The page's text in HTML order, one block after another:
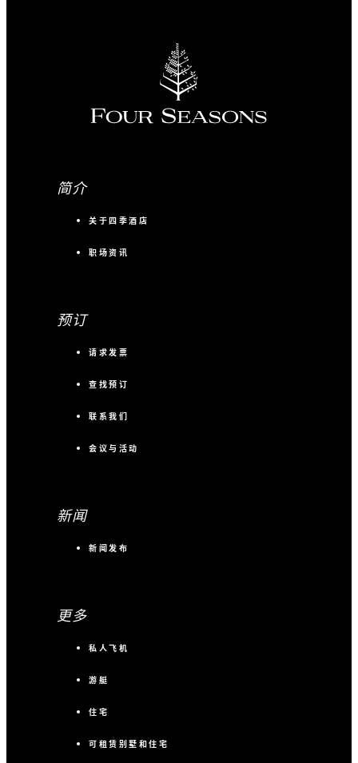
简介
关于四季酒店
职场资讯
预订
请求发票
查找预订
联系我们
会议与活动
新闻
新闻发布
更多
私人飞机
游艇
住宅
可租赁别墅和住宅